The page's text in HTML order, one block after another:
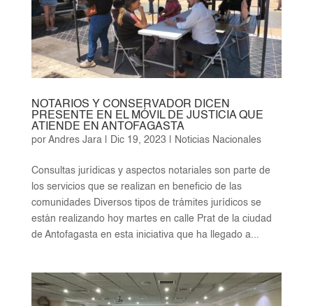
NOTARIOS Y CONSERVADOR DICEN
PRESENTE EN EL MÓVIL DE JUSTICIA QUE
ATIENDE EN ANTOFAGASTA
por Andres Jara| Dic 19, 2023 Noticias Nacionales
Consultas jurídicas y aspectos notariales son parte de
los servicios que se realizan en beneficio de las
comunidades Diversos tipos de trámites jurídicos se
están realizando hoy martes en calle Prat de la ciudad
de Antofagasta en esta iniciativa que ha llegado a...